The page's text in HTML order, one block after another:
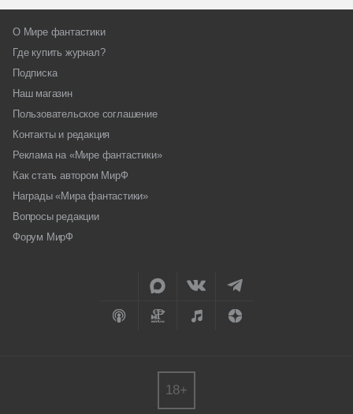
О Мире фантастики
Где купить журнал?
Подписка
Наш магазин
Пользовательское соглашение
Контакты и редакция
Реклама на «Мире фантастики»
Как стать автором МирФ
Награды «Мира фантастики»
Вопросы редакции
Форум МирФ
18+